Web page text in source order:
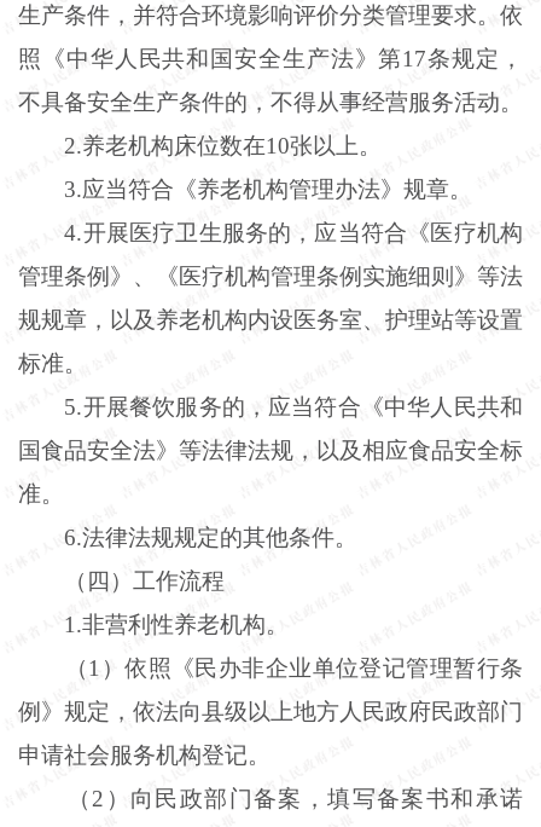
生产条件，并符合环境影响评价分类管理要求。依
照《中华人民共和国安全生产法》第17条规定，
不具备安全生产条件的，不得从事经营服务活动。
2.养老机构床位数在10张以上。
3.应当符合《养老机构管理办法》规章。
4.开展医疗卫生服务的，应当符合《医疗机构
管理条例》、《医疗机构管理条例实施细则》等法
规规章，以及养老机构内设医务室、护理站等设置
标准。
5.开展餐饮服务的，应当符合《中华人民共和
国食品安全法》等法律法规，以及相应食品安全标
准。
6.法律法规规定的其他条件。
（四）工作流程
1 .非营利性养老机构。
（1）依照《民办非企业单位登记管理暂行条
例》规定，依法向县级以上地方人民政府民政部门
申请社会服务机构登记。
（ 2）向民政部门备案，填写备案书和承诺